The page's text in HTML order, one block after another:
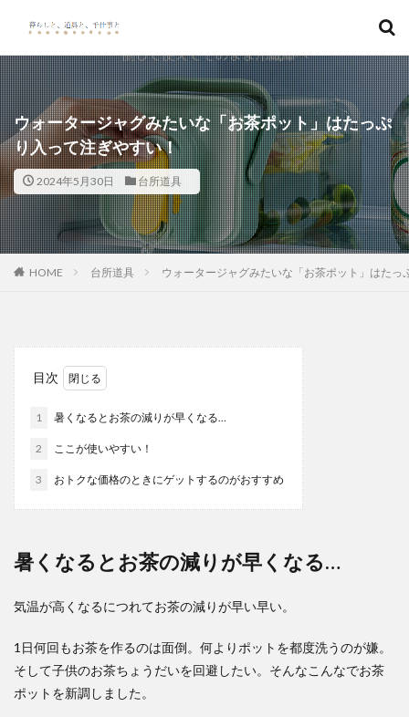
ウォータージャグみたいな「お茶ポット」はたっぷ
り入って注ぎやすい！
2024年5月30日 台所道具
HOME 台所道具 ウォータージャグみたいな「お茶ポット」はたっ
目次
1 暑くなるとお茶の減りが早くなる…
2 ここが使いやすい！
3 おトクな価格のときにゲットするのがおすすめ
暑くなるとお茶の減りが早くなる…
気温が高くなるにつれてお茶の減りが早い早い。
1日何回もお茶を作るのは面倒。何よりポットを都度洗うのが嫌。
そして子供のお茶ちょうだいを回避したい。そんなこんなでお茶
ポットを新調しました。
カテゴリー
検索